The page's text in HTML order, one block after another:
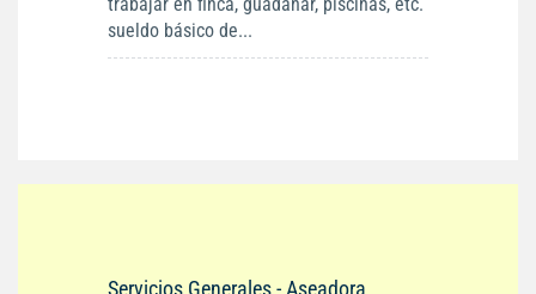
sueldo básico de...
Servicios Generales - Aseadora